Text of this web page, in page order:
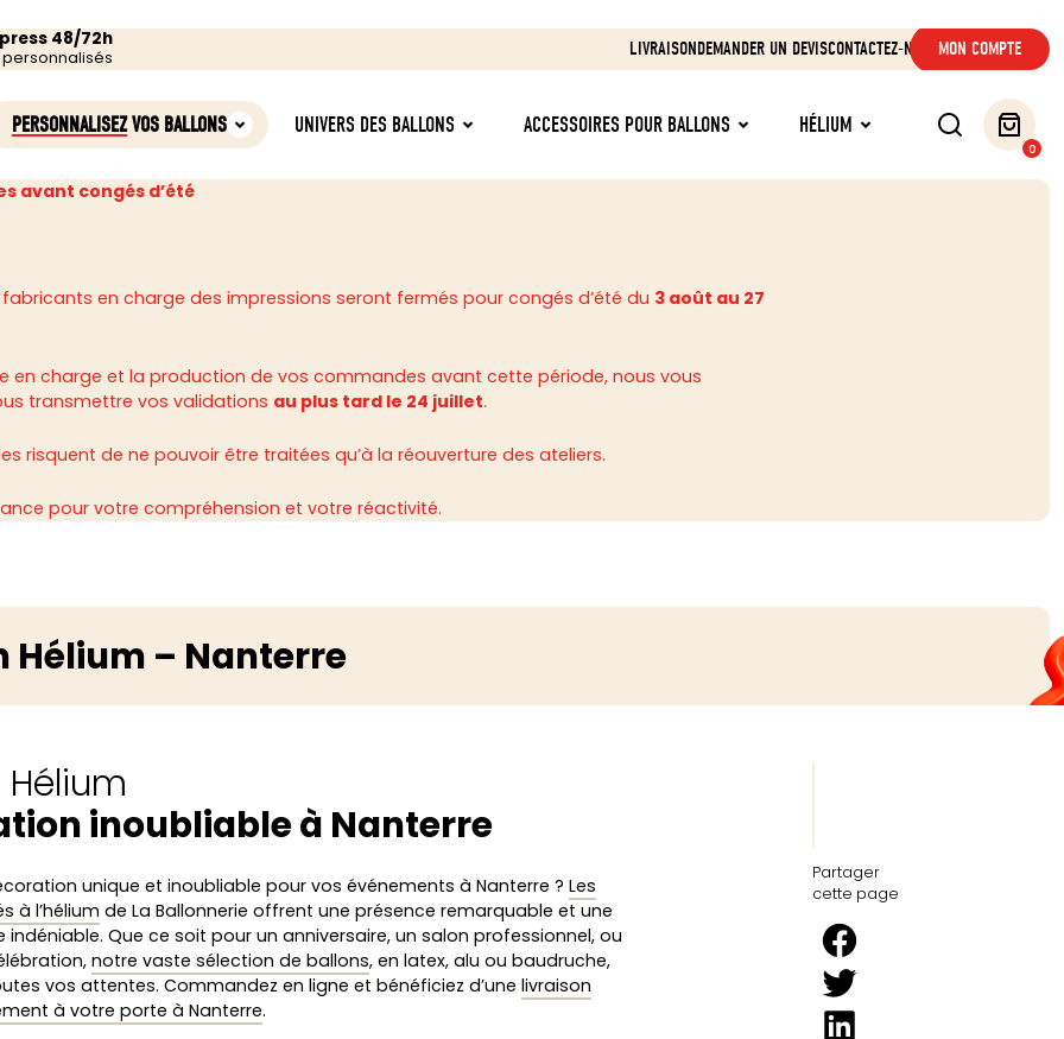
48/72h LIVRAISONDEMANDER UN DEVISCONTACTEZ-NOUS MON COMPTE
PERSONNALISEZVOS BALLONS UNIVERS DES BALLONS ACCESSOIRES POUR BALLONS HÉLIUM
0
avant congés d’été
en charge des impressions seront fermés pour congés d’été du 3 août au 27
en charge et la production de vos commandes avant cette période, nous vous
transmettre vos validations au plus tard le 24 juillet.
risquent de ne pouvoir être traitées qu’à la réouverture des ateliers.
pour votre compréhension et votre réactivité.
Hélium – Nanterre
inoubliable à Nanterre
unique et inoubliable pour vos événements à Nanterre ? Les
à l’hélium de La Ballonnerie offrent une présence remarquable et une
Que ce soit pour un anniversaire, un salon professionnel, ou
notre vaste sélection de ballons, en latex, alu ou baudruche,
vos attentes. Commandez en ligne et bénéficiez d’une livraison
à votre porte à Nanterre.
Partager
cette page